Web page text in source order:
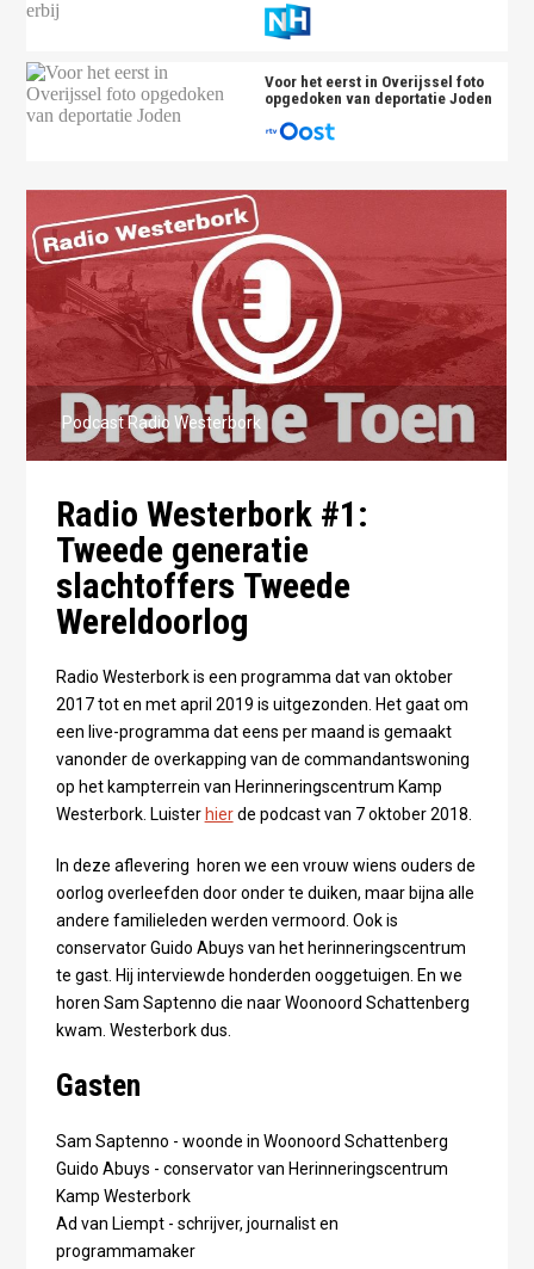
Voor het eerst in Overijssel foto
opgedoken van deportatie Joden
Podcast Radio Westerbork
Radio Westerbork #1:
Tweede generatie
slachtoffers Tweede
Wereldoorlog
Radio Westerbork is een programma dat van oktober
2017 tot en met april 2019 is uitgezonden. Het gaat om
een live-programma dat eens per maand is gemaakt
vanonder de overkapping van de commandantswoning
op het kampterrein van Herinneringscentrum Kamp
Westerbork. Luister hierde podcast van 7 oktober 2018.
In deze aflevering horen we een vrouw wiens ouders de
oorlog overleefden door onder te duiken, maar bijna alle
andere familieleden werden vermoord. Ook is
conservator Guido Abuys van het herinneringscentrum
te gast. Hij interviewde honderden ooggetuigen. En we
horen Sam Saptenno die naar Woonoord Schattenberg
kwam. Westerbork dus.
Gasten
Sam Saptenno - woonde in Woonoord Schattenberg
Guido Abuys - conservator van Herinneringscentrum
Kamp Westerbork
Ad van Liempt - schrijver, journalist en
programmamaker